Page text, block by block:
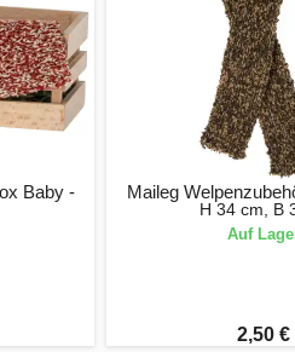
Baby -
Maileg
H 34 cm, B
Auf
2,50 €